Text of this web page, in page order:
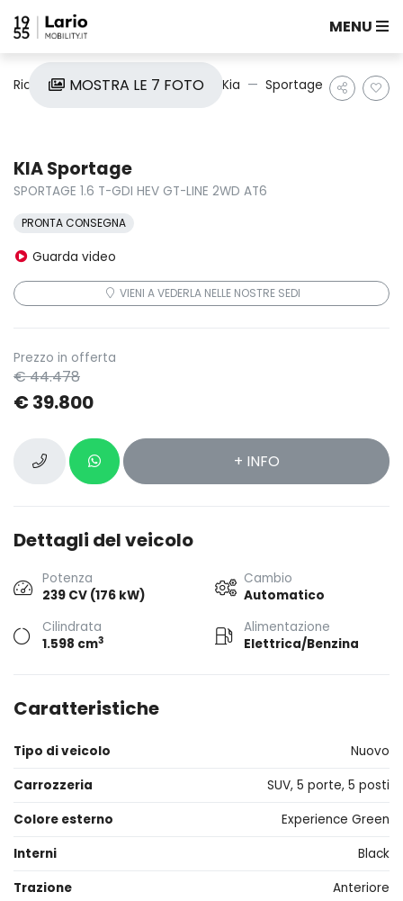
MENU
Ricerca auto Nuove e Km0 Kia Sportage
MOSTRA LE 7 FOTO
KIA Sportage
SPORTAGE 1.6 T-GDI HEV GT-LINE 2WD AT6
PRONTA CONSEGNA
Guarda video
VIENI A VEDERLA NELLE NOSTRE SEDI
Prezzo in offerta
€ 44.478
€ 39.800
+ INFO
Dettagli del veicolo
Potenza
239 CV (176 kW)
Cambio
Automatico
Cilindrata
1.598 cm3
Alimentazione
Elettrica/Benzina
Caratteristiche
Tipo di veicolo
Nuovo
Carrozzeria
SUV, 5 porte, 5 posti
Colore esterno
Experience Green
Interni
Black
Trazione
Anteriore